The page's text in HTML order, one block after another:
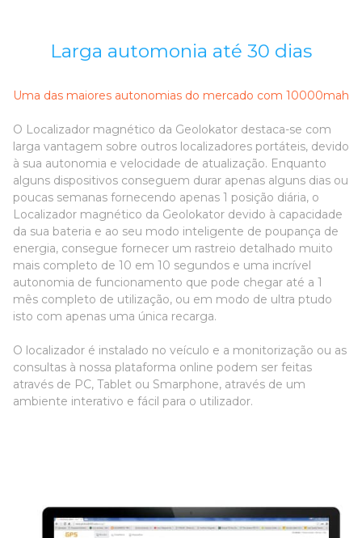
Larga automonia até 30 dias
Uma das maiores autonomias do mercado com 10000mah
O Localizador magnético da Geolokator destaca-se com
larga vantagem sobre outros localizadores portáteis, devido
à sua autonomia e velocidade de atualização. Enquanto
alguns dispositivos conseguem durar apenas alguns dias ou
poucas semanas fornecendo apenas 1 posição diária, o
Localizador magnético da Geolokator devido à capacidade
da sua bateria e ao seu modo inteligente de poupança de
energia, consegue fornecer um rastreio detalhado muito
mais completo de 10 em 10 segundos e uma incrível
autonomia de funcionamento que pode chegar até a 1
mês completo de utilização, ou em modo de ultra ptudo
isto com apenas uma única recarga.
O localizador é instalado no veículo e a monitorização ou as
consultas à nossa plataforma online podem ser feitas
através de PC, Tablet ou Smarphone, através de um
ambiente interativo e fácil para o utilizador.